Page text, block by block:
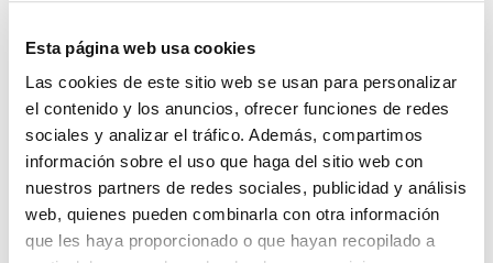
Esta página web usa cookies
Las cookies de este sitio web se usan para personalizar
el contenido y los anuncios, ofrecer funciones de redes
sociales y analizar el tráfico. Además, compartimos
información sobre el uso que haga del sitio web con
nuestros partners de redes sociales, publicidad y análisis
web, quienes pueden combinarla con otra información
que les haya proporcionado o que hayan recopilado a
Land
New
Construction
About us
Contact Us
Posted by:
Carmen Cabanillas Sánchez
Categories:
Search
Properties